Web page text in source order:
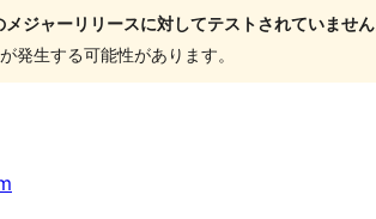
ジャーリリースに対してテストされていません
発生する可能性があります。